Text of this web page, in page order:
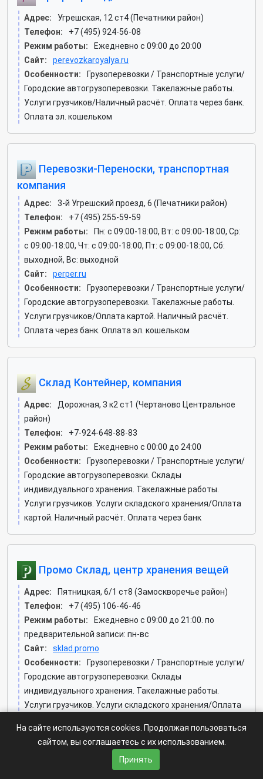
Адрес:
Угрешская, 12 ст4 (Печатники район)
Телефон:
+7 (495) 924-56-08
Режим работы:
Ежедневно с 09:00 до 20:00
Сайт:
perevozkaroyalya.ru
Особенности:
Грузоперевозки / Транспортные услуги/
Городские автогрузоперевозки. Такелажные работы.
Услуги грузчиков/Наличный расчёт. Оплата через банк.
Оплата эл. кошельком
Перевозки-Переноски, транспортная
компания
Адрес:
3-й Угрешский проезд, 6 (Печатники район)
Телефон:
+7 (495) 255-59-59
Режим работы:
Пн: c 09:00-18:00, Вт: c 09:00-18:00, Ср:
c 09:00-18:00, Чт: c 09:00-18:00, Пт: c 09:00-18:00, Сб:
выходной, Вс: выходной
Сайт:
perper.ru
Особенности:
Грузоперевозки / Транспортные услуги/
Городские автогрузоперевозки. Такелажные работы.
Услуги грузчиков/Оплата картой. Наличный расчёт.
Оплата через банк. Оплата эл. кошельком
Склад Контейнер, компания
Адрес:
Дорожная, 3 к2 ст1 (Чертаново Центральное
район)
Телефон:
+7-924-648-88-83
Режим работы:
Ежедневно с 00:00 до 24:00
Особенности:
Грузоперевозки / Транспортные услуги/
Городские автогрузоперевозки. Склады
индивидуального хранения. Такелажные работы.
Услуги грузчиков. Услуги складского хранения/Оплата
картой. Наличный расчёт. Оплата через банк
Промо Склад, центр хранения вещей
Адрес:
Пятницкая, 6/1 ст8 (Замоскворечье район)
Телефон:
+7 (495) 106-46-46
Режим работы:
Ежедневно с 09:00 до 21:00. по
предварительной записи: пн-вс
Сайт:
sklad.promo
Особенности:
Грузоперевозки / Транспортные услуги/
Городские автогрузоперевозки. Склады
индивидуального хранения. Такелажные работы.
Услуги грузчиков. Услуги складского хранения/Оплата
эл. кошельком
На сайте используются cookies. Продолжая пользоваться
сайтом, вы соглашаетесь с их использованием.
Принять